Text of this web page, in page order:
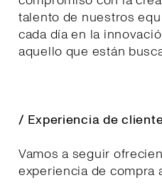
talento de nuestros
cada día en la
aquello que están
/ Experiencia de
Vamos a seguir
experiencia de compra